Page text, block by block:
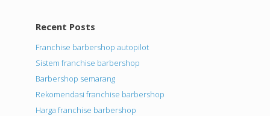
Recent Posts
Franchise barbershop autopilot
Sistem franchise barbershop
Barbershop semarang
Rekomendasi franchise barbershop
Harga franchise barbershop